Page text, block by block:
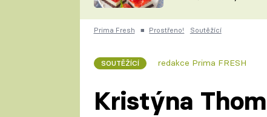
ČESKO NA TALÍŘI
KUCHAŘKA
Prima Fresh ■ Prostřeno! Soutěžící
SOUTĚŽÍCÍ redakce Prima FRESH
Kristýna